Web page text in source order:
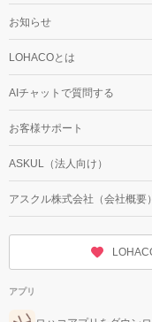
お知らせ
LOHACOとは
AIチャットで質問する
お客様サポート
ASKUL（法人向け）
アスクル株式会社（会社概要）
アプリ